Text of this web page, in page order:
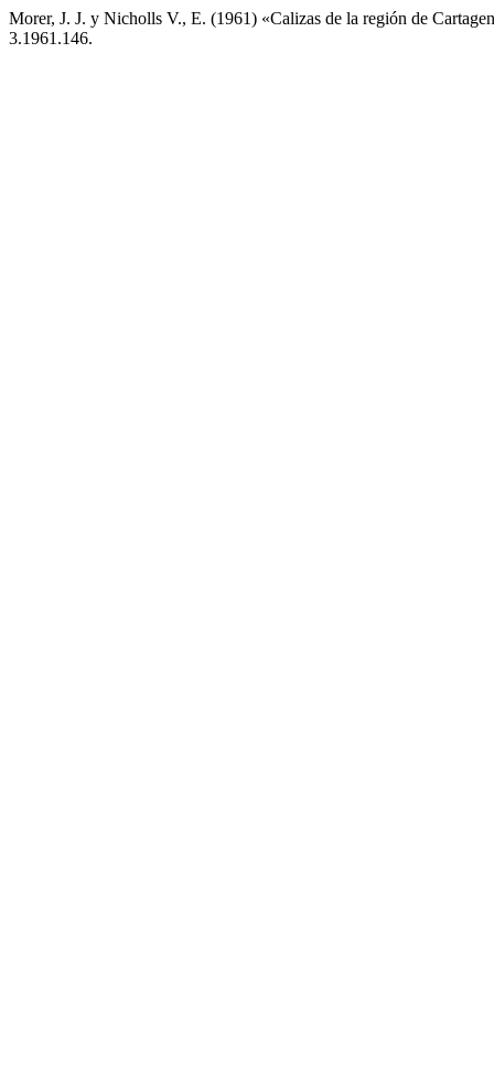
Morer, J. J. y Nicholls V., E. (1961) «Calizas de la región de
3.1961.146.